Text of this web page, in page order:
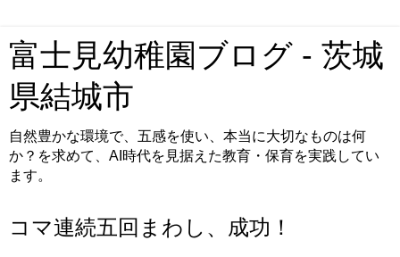
富士見幼稚園ブログ - 茨城
県結城市
自然豊かな環境で、五感を使い、本当に大切なものは何
か？を求めて、AI時代を見据えた教育・保育を実践してい
ます。
コマ連続五回まわし、成功！